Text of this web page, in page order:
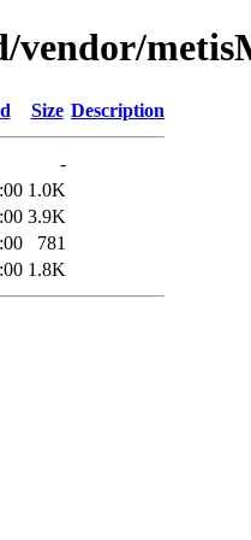
vendor/
Size Description
-
1.0K
3.9K
781
1.8K